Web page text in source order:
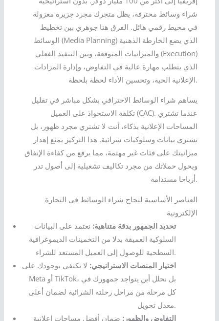
شراء وسائط محترفة، يظل متجرك مجرد جزيرة معزولة
في محيط رقمي هائل. الفرق هنا جوهري بين تخطيط
الوسائط (Media Planning) الذي يضع الخارطة الذهنية
والميزانيات المتوقعة، وبين التنفيذ الفعلي (Execution)
الذي يتطلب مهارة عالية في التفاوض، وإدارة المزادات
الإعلانية الحية، وتحسين الأداء لحظة بلحظة.
يساهم شراء الوسائط الاحترافي بشكل مباشر في تقليل
تكلفة الاستحواذ على العميل (CAC). عندما تشتري
المساحات الإعلانية بذكاء، أنت لا تشتري مجرد ظهور، بل
تشتري بيانات وسلوكيات شرائية. هذا التركيز يمنع إهدار
ميزانيتك على فئات غير مهتمة، مما يرفع من كفاءة الإنفاق
ويحول حملاتك من مجرد تكاليف تشغيلية إلى أصول تدر
أرباحا مستدامة.
العناصر الأساسية لنجاح شراء الوسائط في التجارة
الإلكترونية
تحديد الجمهور بدقة متناهية: نعتمد على البيانات
السلوكية العميقة بدلا من التخمينات الديموغرافية
السطحية للوصول إلى العميل المستعد للشراء.
اختيار المنصات الاستراتيجي: لا نكتفي بوجودك على
Meta أو TikTok، بل نحلل أين يتواجد جمهورك في
كل مرحلة من مراحل رحلته الشرائية لضمان أعلى
معدل تحويل.
التفاوض والظهور: ضمان أفضل مساحات إعلانية